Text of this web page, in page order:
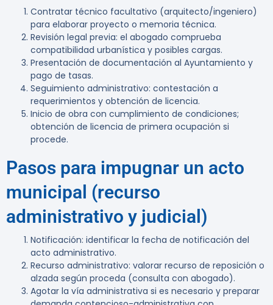
Contratar técnico facultativo (arquitecto/ingeniero)
para elaborar proyecto o memoria técnica.
Revisión legal previa: el abogado comprueba
compatibilidad urbanística y posibles cargas.
Presentación de documentación al Ayuntamiento y
pago de tasas.
Seguimiento administrativo: contestación a
requerimientos y obtención de licencia.
Inicio de obra con cumplimiento de condiciones;
obtención de licencia de primera ocupación si
procede.
Pasos para impugnar un acto
municipal (recurso
administrativo y judicial)
Notificación: identificar la fecha de notificación del
acto administrativo.
Recurso administrativo: valorar recurso de reposición o
alzada según proceda (consulta con abogado).
Agotar la vía administrativa si es necesario y preparar